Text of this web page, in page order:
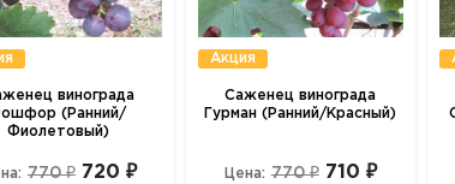
винограда
(Ранний/
Фиолетовый)
770 ₽ 720 ₽
Акция
Саженец винограда
Гурман (Ранний/Красный)
Цена: 770 ₽ 710 ₽